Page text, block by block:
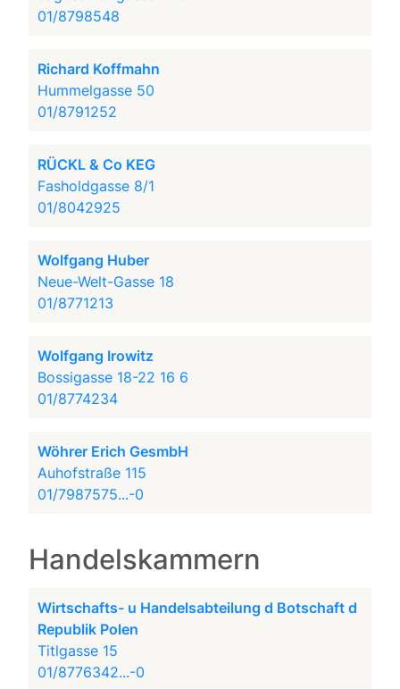
01/8798548
Richard Koffmahn
Hummelgasse 50
01/8791252
RÜCKL & Co KEG
Fasholdgasse 8/1
01/8042925
Wolfgang Huber
Neue-Welt-Gasse 18
01/8771213
Wolfgang Irowitz
Bossigasse 18-22 16 6
01/8774234
Wöhrer Erich GesmbH
Auhofstraße 115
01/7987575...-0
Handelskammern
Wirtschafts- u Handelsabteilung d Botschaft d
Republik Polen
Titlgasse 15
01/8776342...-0